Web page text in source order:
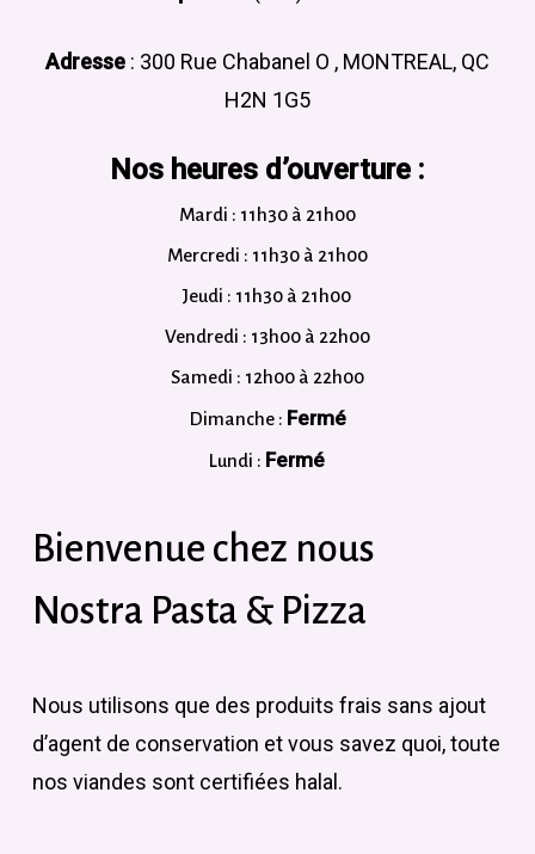
Adresse: 300 Rue Chabanel O , MONTREAL, QC
H2N 1G5
Nos heures d’ouverture :
Mardi : 11h30 à 21h00
Mercredi : 11h30 à 21h00
Jeudi : 11h30 à 21h00
Vendredi : 13h00 à 22h00
Samedi : 12h00 à 22h00
Dimanche : Fermé
Lundi : Fermé
Bienvenue chez nous
Nostra Pasta & Pizza
Nous utilisons que des produits frais sans ajout
d’agent de conservation et vous savez quoi, toute
nos viandes sont certifiées halal.